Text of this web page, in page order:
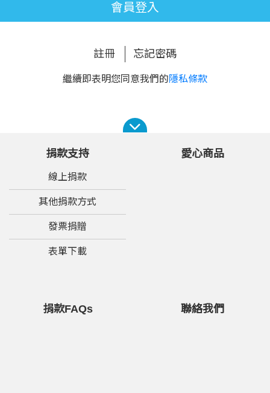
會員登入
註冊 忘記密碼
繼續即表明您同意我們的隱私條款
捐款支持
線上捐款
其他捐款方式
發票捐贈
表單下載
愛心商品
捐款FAQs 聯絡我們